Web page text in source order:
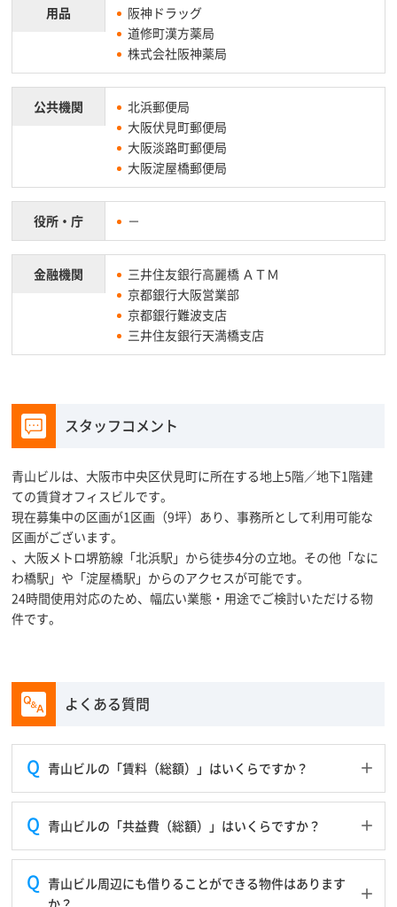
用品
阪神ドラッグ
道修町漢方薬局
株式会社阪神薬局
公共機関
北浜郵便局
大阪伏見町郵便局
大阪淡路町郵便局
大阪淀屋橋郵便局
役所・庁 －
金融機関
三井住友銀行高麗橋 ＡＴＭ
京都銀行大阪営業部
京都銀行難波支店
三井住友銀行天満橋支店
スタッフコメント
青山ビルは、大阪市中央区伏見町に所在する地上5階／地下1階建
ての賃貸オフィスビルです。
現在募集中の区画が1区画（9坪）あり、事務所として利用可能な
区画がございます。
、大阪メトロ堺筋線「北浜駅」から徒歩4分の立地。その他「なに
わ橋駅」や「淀屋橋駅」からのアクセスが可能です。
24時間使用対応のため、幅広い業態・用途でご検討いただける物
件です。
よくある質問
青山ビルの「賃料（総額）」はいくらですか？
青山ビルの「共益費（総額）」はいくらですか？
青山ビル周辺にも借りることができる物件はあります
か？